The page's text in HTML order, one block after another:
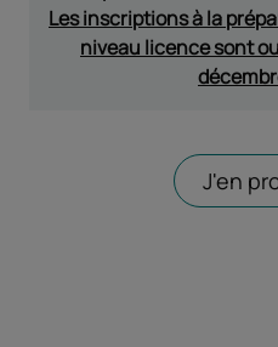
Les inscriptions à la
niveau licence sont
J'en